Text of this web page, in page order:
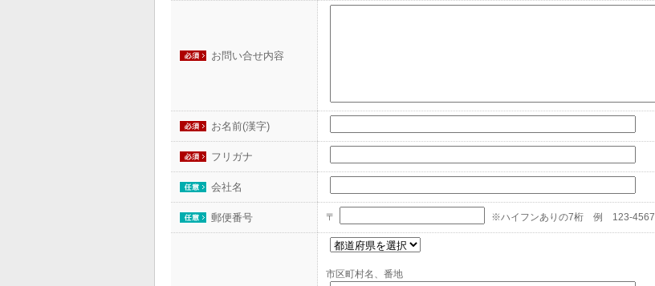
お問い合せ内容
お名前(漢字)
フリガナ
会社名
郵便番号 〒 ※ハイフンありの7桁 例 123-4567
市区町村名、番地